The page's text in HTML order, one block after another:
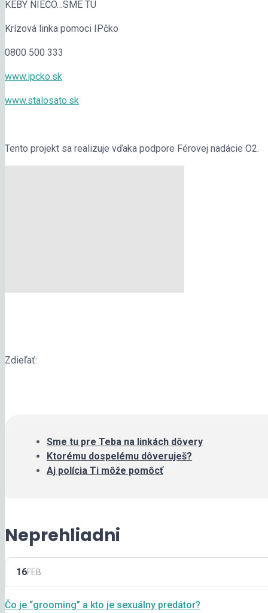
KEBY NIEČO…SME TU
Krízová linka pomoci IPčko
0800 500 333
www.ipcko.sk
www.stalosato.sk
Tento projekt sa realizuje vďaka podpore Férovej nadácie O2.
Zdieľať:
Sme tu pre Teba na linkách dôvery
Ktorému dospelému dôveruješ?
Aj polícia Ti môže pomôcť
Neprehliadni
16FEB
Čo je “grooming” a kto je sexuálny predátor?